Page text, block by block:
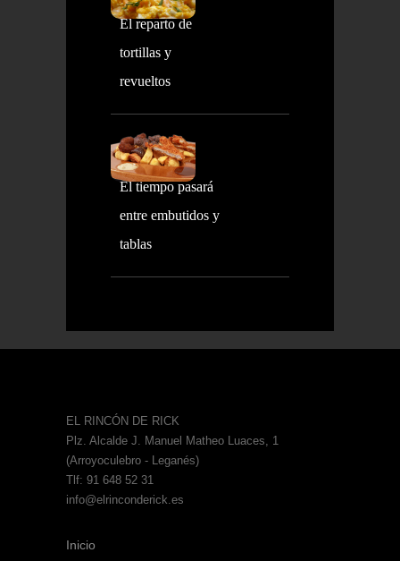
El reparto de
tortillas y
revueltos
El tiempo pasará
entre embutidos y
tablas
EL RINCÓN DE RICK
Plz. Alcalde J. Manuel Matheo Luaces, 1
(Arroyoculebro - Leganés)
Tlf: 91 648 52 31
info@elrinconderick.es
Inicio